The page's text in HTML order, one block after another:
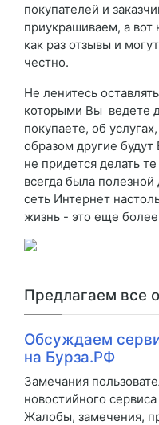
покупателей и
приукрашиваем, а вот
как раз отзывы и
честно.
Не ленитесь
которыми Вы ведете
покупаете, об
образом другие
не придется делать
всегда была полезной
сеть Интернет
жизнь - это еще более
Предлагаем все
Обсуждаем
на Бурза.РФ
Замечания
новостийного
Жалобы, замечения,